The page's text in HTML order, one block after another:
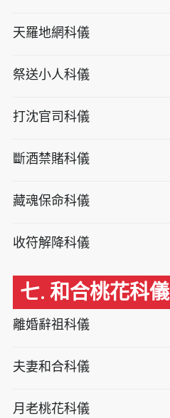
天羅地網科儀
祭送小人科儀
打沈官司科儀
斷酒禁賭科儀
藏魂保命科儀
收符解降科儀
七. 和合桃花科儀
離婚辭祖科儀
夫妻和合科儀
月老桃花科儀